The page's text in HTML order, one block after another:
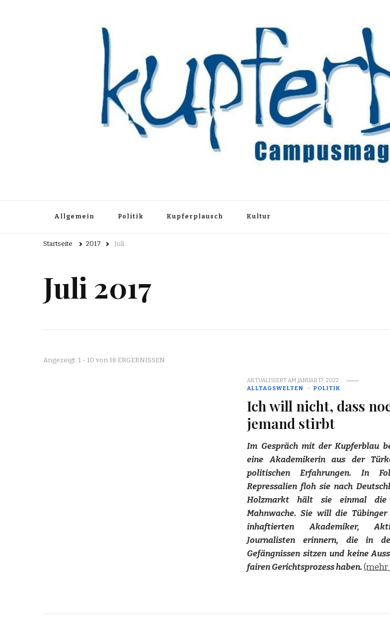
Kupferblau Archiv
Allgemein Politik Kupferplausch Kultur
Startseite 2017 Juli
Juli 2017
Angezeigt: 1 - 10 von 18 ERGEBNISSEN
AKTUALISIERT AMJANUAR 17, 2022
ALLTAGSWELTEN
POLITIK
Ich will nicht, dass
jemand stirbt
Im Gespräch mit der Kupferblau
eine Akademikerin aus der
politischen Erfahrungen. In
Repressalien floh sie nach
Holzmarkt hält sie einmal die
Mahnwache. Sie will die
inhaftierten Akademiker,
Journalisten erinnern, die in
Gefängnissen sitzen und keine
fairen Gerichtsprozess haben. (mehr